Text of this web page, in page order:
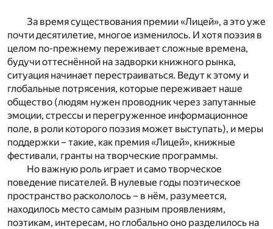
За время существования премии «Лицей», а это уже
почти десятилетие, многое изменилось. И хотя поэзия в
целом по-прежнему переживает сложные времена,
будучи оттеснённой на задворки книжного рынка,
ситуация начинает перестраиваться. Ведут к этому и
глобальные потрясения, которые переживает наше
общество (людям нужен проводник через запутанные
эмоции, стрессы и перегруженное информационное
поле, в роли которого поэзия может выступать), и меры
поддержки – такие, как премия «Лицей», книжные
фестивали, гранты на творческие программы.
Но важную роль играет и само творческое
поведение писателей. В нулевые годы поэтическое
пространство раскололось – в нём, разумеется,
находилось место самым разным проявлениям,
поэтикам, интересам, но глобально оно разделилось на